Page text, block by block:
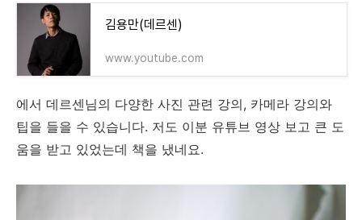
김용만(데르센)
www.youtube.com
에서 데르센님의 다양한 사진 관련 강의, 카메라 강의와
팁을 들을 수 있습니다. 저도 이분 유튜브 영상 보고 큰 도
움을 받고 있었는데 책을 냈네요.